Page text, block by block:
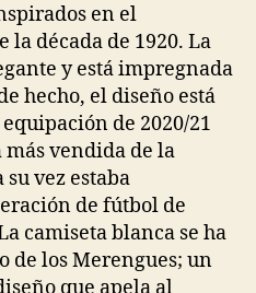
en el
década de 1920. La
y está impregnada
hecho, el diseño está
de 2020/21
vendida de la
vez estaba
de fútbol de
camiseta blanca se ha
de los Merengues; un
que apela al